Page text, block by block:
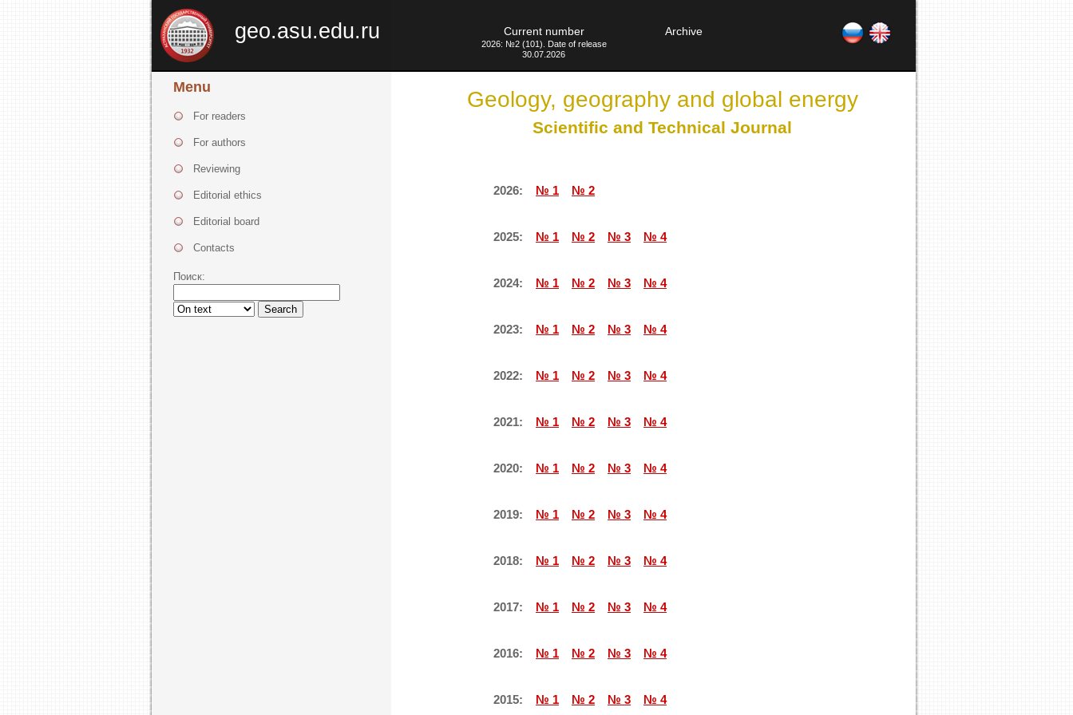
geo.asu.edu.ru Current number
2026: №2 (101). Date of release
30.07.2026
Archive
Menu
For readers
For authors
Reviewing
Editorial ethics
Editorial board
Contacts
Поиск:
Search
Geology, geography and global energy
Scientific and Technical Journal
2026: № 1 № 2
2025: № 1 № 2 № 3 № 4
2024: № 1 № 2 № 3 № 4
2023: № 1 № 2 № 3 № 4
2022: № 1 № 2 № 3 № 4
2021: № 1 № 2 № 3 № 4
2020: № 1 № 2 № 3 № 4
2019: № 1 № 2 № 3 № 4
2018: № 1 № 2 № 3 № 4
2017: № 1 № 2 № 3 № 4
2016: № 1 № 2 № 3 № 4
2015: № 1 № 2 № 3 № 4